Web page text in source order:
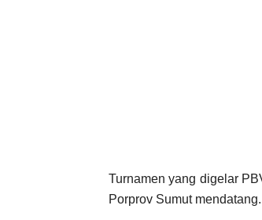
Turnamen yang digelar
Porprov Sumut mendatang.